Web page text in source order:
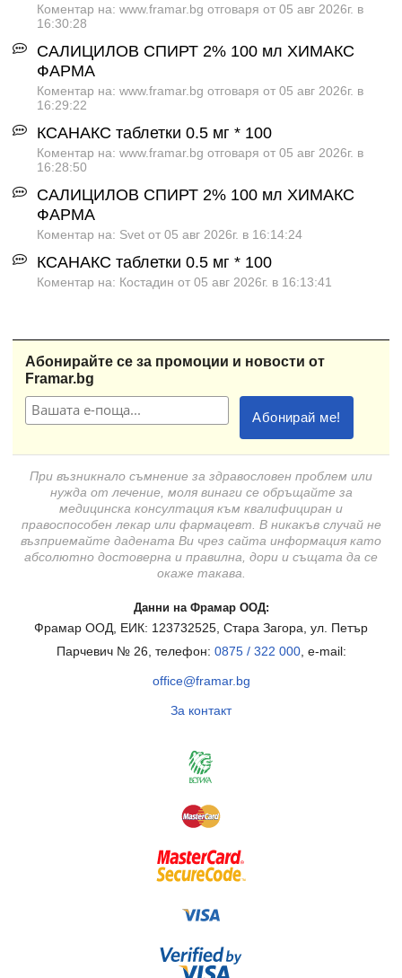
Коментар на: www.framar.bg отговаря от 05 авг 2026г. в
16:30:28
САЛИЦИЛОВ СПИРТ 2% 100 мл ХИМАКС
ФАРМА
Коментар на: www.framar.bg отговаря от 05 авг 2026г. в
16:29:22
КСАНАКС таблетки 0.5 мг * 100
Коментар на: www.framar.bg отговаря от 05 авг 2026г. в
16:28:50
САЛИЦИЛОВ СПИРТ 2% 100 мл ХИМАКС
ФАРМА
Коментар на: Svet от 05 авг 2026г. в 16:14:24
КСАНАКС таблетки 0.5 мг * 100
Коментар на: Костадин от 05 авг 2026г. в 16:13:41
Абонирайте се за промоции и новости от
Framar.bg
При възникнало съмнение за здравословен проблем или
нужда от лечение, моля винаги се обръщайте за
медицинска консултация към квалифициран и
правоспособен лекар или фармацевт. В никакъв случай не
възприемайте дадената Ви чрез сайта информация като
абсолютно достоверна и правилна, дори и същата да се
окаже такава.
Данни на Фрамар ООД:
Фрамар ООД, ЕИК: 123732525, Стара Загора, ул. Петър
Парчевич № 26, телефон: 0875 / 322 000, e-mail:
office@framar.bg
За контакт